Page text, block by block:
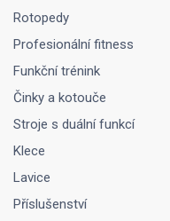
Rotopedy
Profesionální fitness
Funkční trénink
Činky a kotouče
Stroje s duální funkcí
Klece
Lavice
Příslušenství